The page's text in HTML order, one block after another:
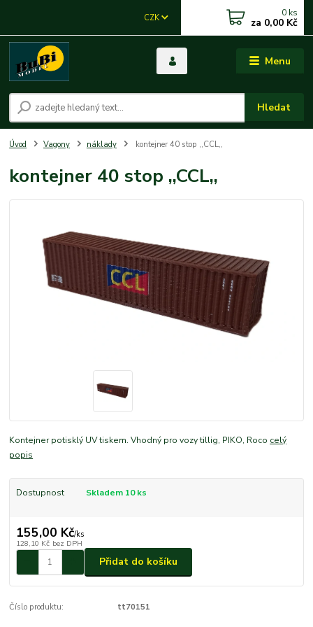
Menu
CZK
Hledat
0 ks
za 0,00 Kč
Úvod Vagony náklady kontejner 40 stop ,,CCL,,
kontejner 40 stop ,,CCL,,
Kontejner potisklý UV tiskem. Vhodný pro vozy tillig, PIKO, Roco celý
popis
Dostupnost Skladem 10 ks
155,00 Kč/ks
128,10 Kč bez DPH
Přidat do košíku
Číslo produktu: tt70151